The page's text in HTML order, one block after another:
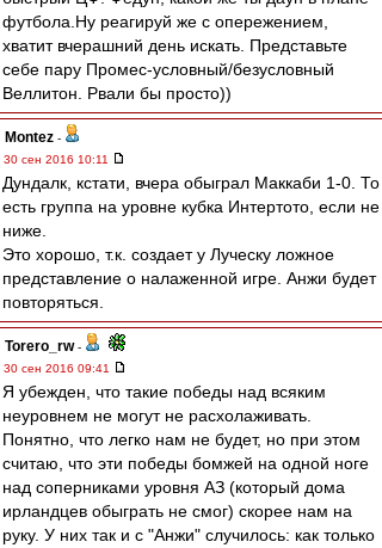
футбола.Ну реагируй же с опережением,
хватит вчерашний день искать. Представьте
себе пару Промес-условный/безусловный
Веллитон. Рвали бы просто))
Montez -
30 сен 2016 10:11
Дундалк, кстати, вчера обыграл Маккаби 1-0. То
есть группа на уровне кубка Интертото, если не
ниже.
Это хорошо, т.к. создает у Луческу ложное
представление о налаженной игре. Анжи будет
повторяться.
Torero_rw-
30 сен 2016 09:41
Я убежден, что такие победы над всяким
неуровнем не могут не расхолаживать.
Понятно, что легко нам не будет, но при этом
считаю, что эти победы бомжей на одной ноге
над соперниками уровня АЗ (который дома
ирландцев обыграть не смог) скорее нам на
руку. У них так и с "Анжи" случилось: как только